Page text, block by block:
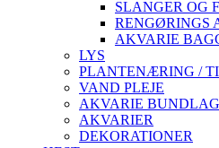
SLANGER OG
RENGØRINGS
AKVARIE
LYS
PLANTENÆRING /
VAND PLEJE
AKVARIE BUNDLAG
AKVARIER
DEKORATIONER